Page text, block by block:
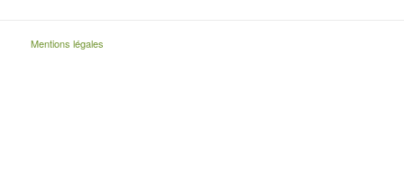
Mentions légales